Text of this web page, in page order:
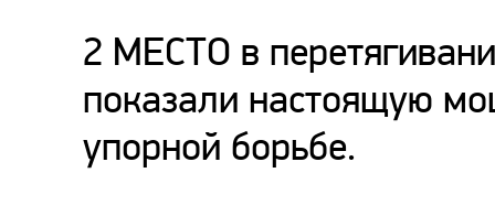
2 МЕСТО в
показали настоящую
упорной борьбе.